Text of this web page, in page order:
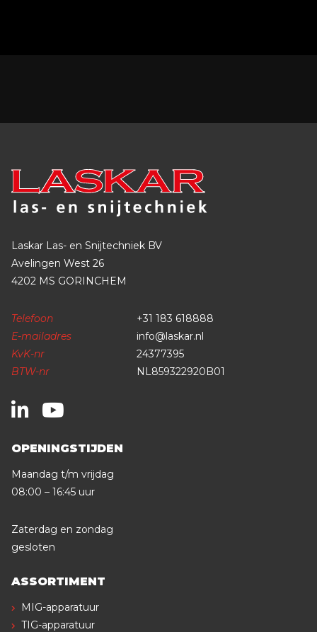
Laskar Las- en Snijtechniek BV
Avelingen West 26
4202 MS GORINCHEM
Telefoon
+31 183 618888
E-mailadres
info@laskar.nl
KvK-nr
24377395
BTW-nr
NL859322920B01
OPENINGSTIJDEN
Maandag t/m vrijdag
08:00 – 16:45 uur
Zaterdag en zondag
gesloten
ASSORTIMENT
MIG-apparatuur
TIG-apparatuur